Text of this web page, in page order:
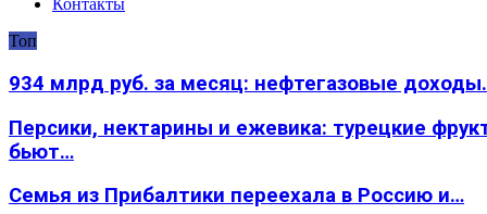
Контакты
Топ
934 млрд руб. за месяц: нефтегазовые
Персики, нектарины и ежевика: турецкие
бьют…
Семья из Прибалтики переехала в Россию и…